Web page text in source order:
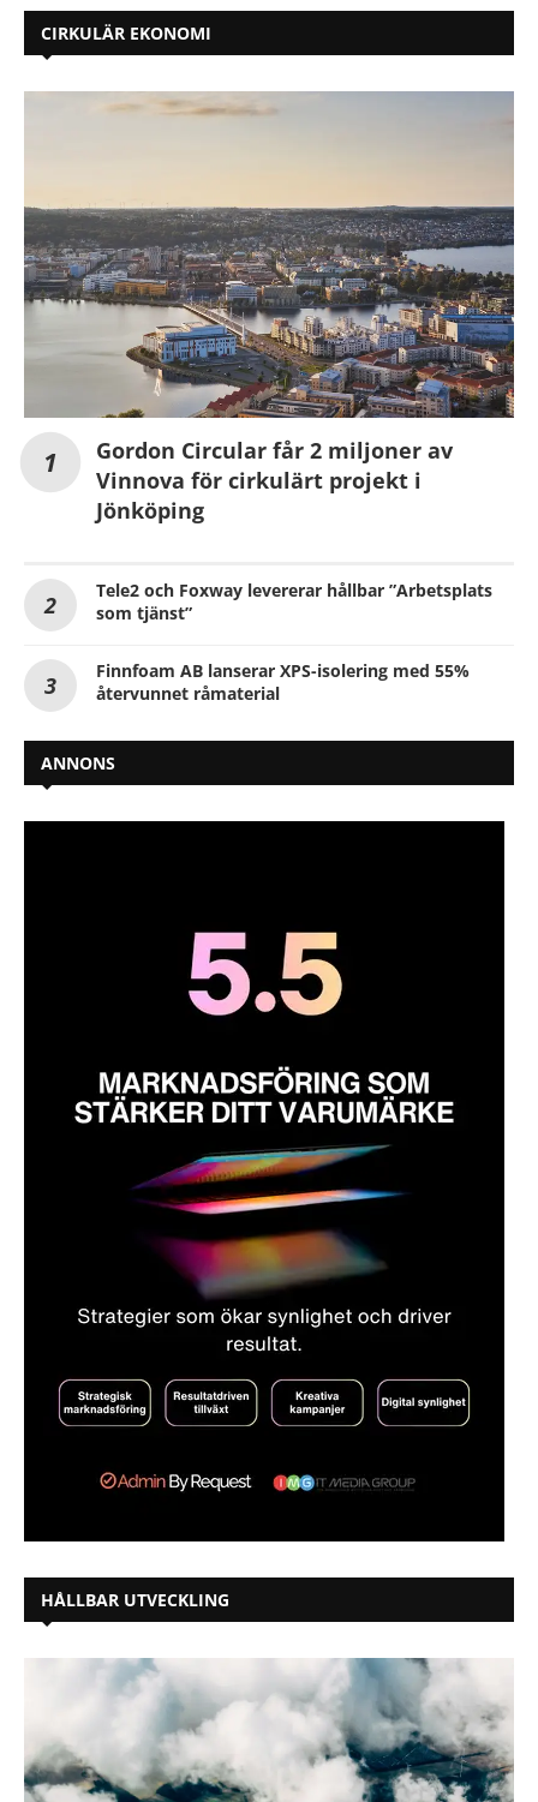
CIRKULÄR EKONOMI
Gordon Circular får 2 miljoner av
Vinnova för cirkulärt projekt i
Jönköping
Tele2 och Foxway levererar hållbar ”Arbetsplats
som tjänst”
Finnfoam AB lanserar XPS-isolering med 55%
återvunnet råmaterial
ANNONS
HÅLLBAR UTVECKLING